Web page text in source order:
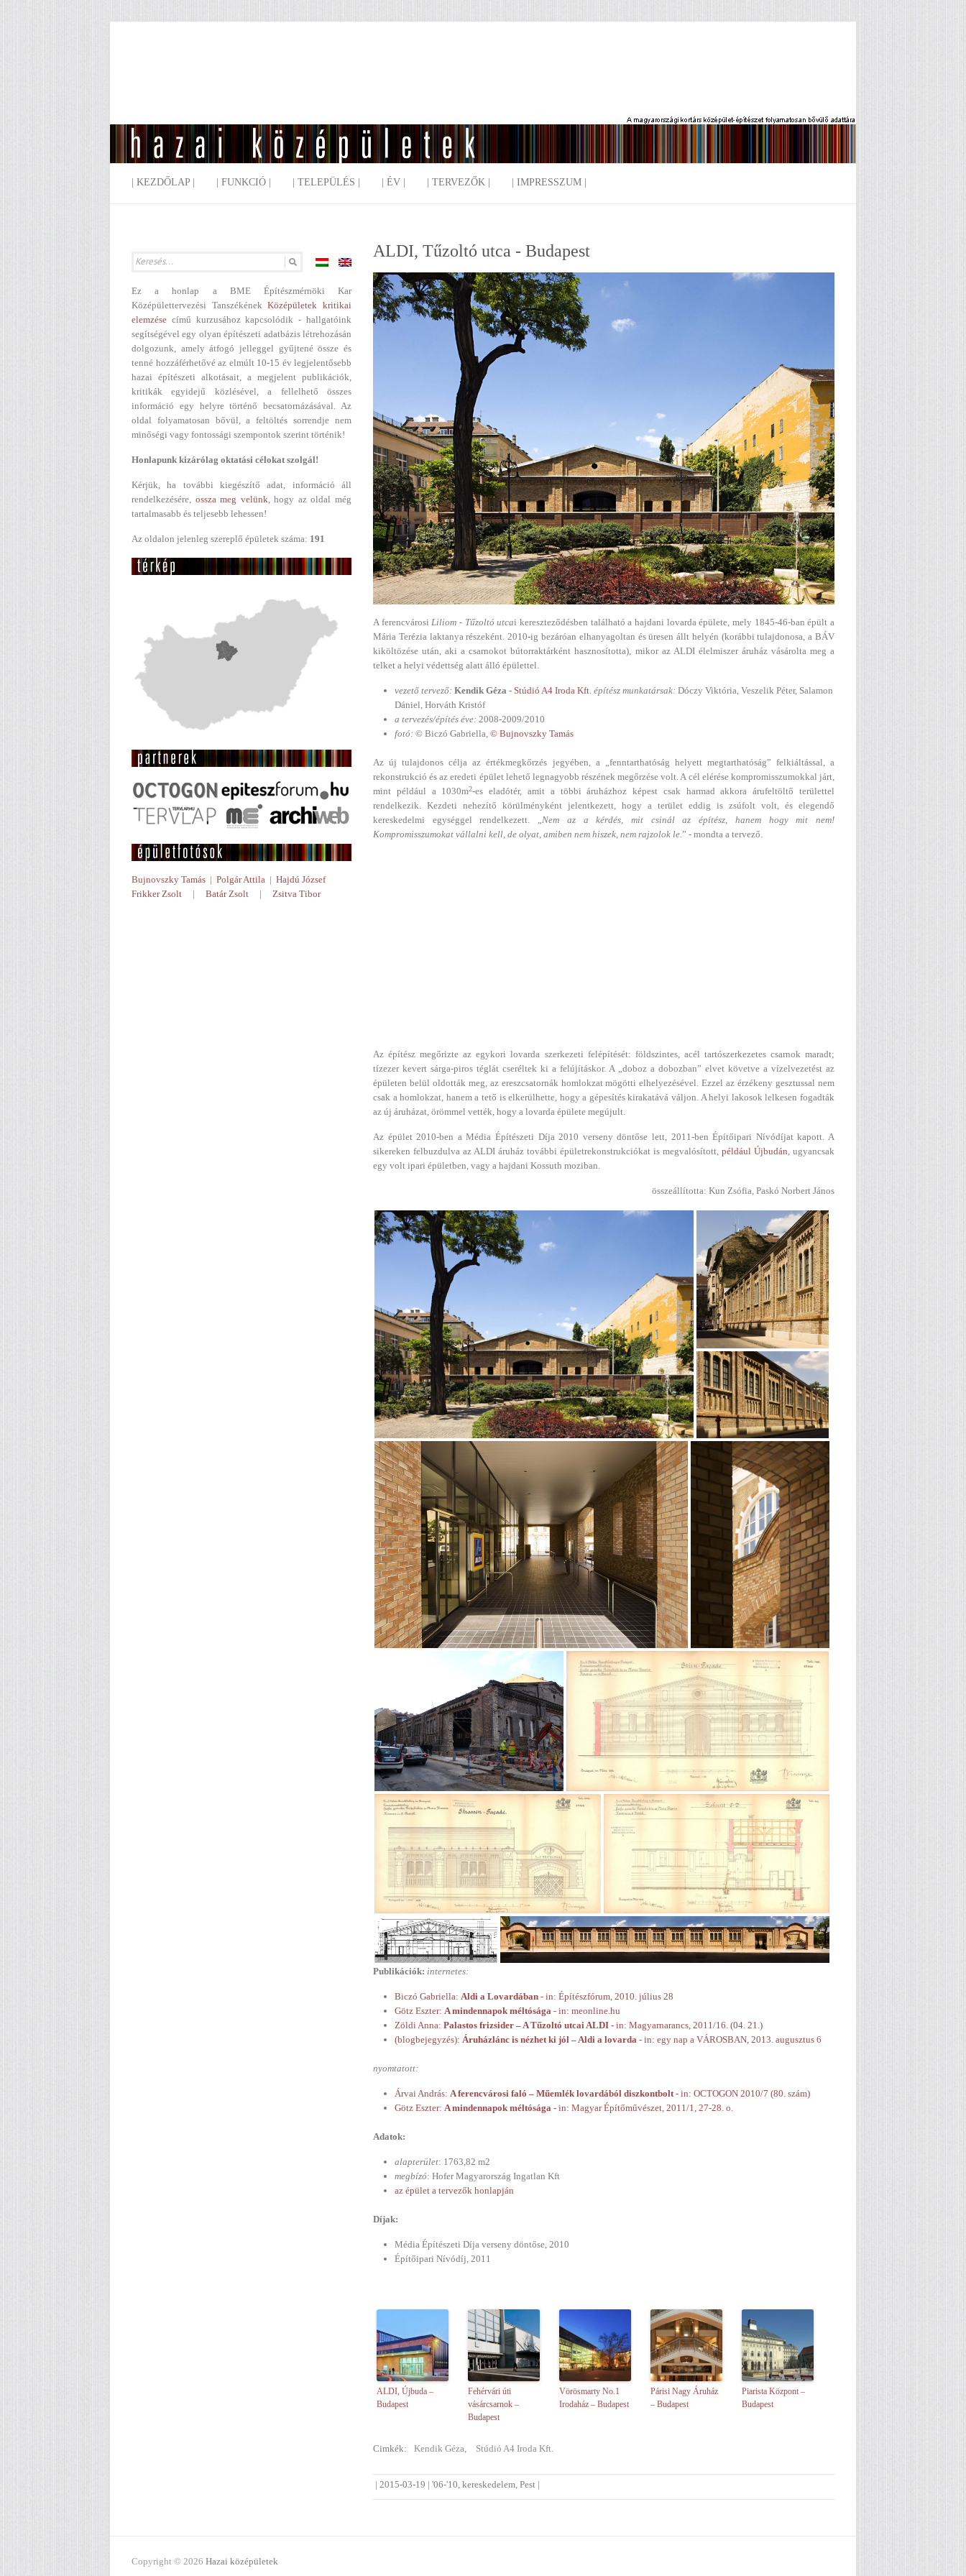
| KEZDŐLAP | | FUNKCIÓ | | TELEPÜLÉS | | ÉV | | TERVEZŐK | | IMPRESSZUM |
ALDI, Tűzoltó utca - Budapest
A ferencvárosiLiliom - Tűzoltó utcai kereszteződésben található a hajdani lovarda épülete, mely 1845-46-ban épült a
Mária Terézia laktanya részeként. 2010-ig bezáróan elhanyagoltan és üresen állt helyén (korábbi tulajdonosa, a BÁV
kiköltözése után, aki a csarnokot bútorraktárként hasznosította), mikor az ALDI élelmiszer áruház vásárolta meg a
telket a helyi védettség alatt álló épülettel.
vezető tervező: Kendik Géza - Stúdió A4 Iroda Kft. építész munkatársak: Dóczy Viktória, Veszelik Péter, Salamon
Dániel, Horváth Kristóf
a tervezés/építés éve: 2008-2009/2010
fotó: © Biczó Gabriella,© Bujnovszky Tamás
Az új tulajdonos célja az értékmegkőrzés jegyében, a „fenntarthatóság helyett megtarthatóság” felkiáltással, a
rekonstrukció és az eredeti épület lehető legnagyobb részének megőrzése volt. A cél elérése kompromisszumokkal járt,
mint például a 1030m2-es eladótér, amit a többi áruházhoz képest csak harmad akkora árufeltöltő területtel
rendelkezik. Kezdeti nehezítő körülményként jelentkezett, hogy a terület eddig is zsúfolt volt, és elegendő
kereskedelmi egységgel rendelkezett. „Nem az a kérdés, mit csinál az építész, hanem hogy mit nem!
Kompromisszumokat vállalni kell, de olyat, amiben nem hiszek, nem rajzolok le.” - mondta a tervező.
Az építész megőrizte az egykori lovarda szerkezeti felépítését: földszintes, acél tartószerkezetes csarnok maradt;
tízezer kevert sárga-piros téglát cseréltek ki a felújításkor. A „doboz a dobozban” elvet követve a vízelvezetést az
épületen belül oldották meg, az ereszcsatornák homlokzat mögötti elhelyezésével. Ezzel az érzékeny gesztussal nem
csak a homlokzat, hanem a tető is elkerülhette, hogy a gépesítés kirakatává váljon. A helyi lakosok lelkesen fogadták
az új áruházat, örömmel vették, hogy a lovarda épülete megújult.
Az épület 2010-ben a Média Építészeti Díja 2010 verseny döntőse lett, 2011-ben Építőipari Nívódíjat kapott. A
sikereken felbuzdulva az ALDI áruház további épületrekonstrukciókat is megvalósított,például Újbudán, ugyancsak
egy volt ipari épületben, vagy a hajdani Kossuth moziban.
összeállította: Kun Zsófia, Paskó Norbert János
Publikációk: internetes:
Biczó Gabriella:Aldi a Lovardában - in: Építészfórum, 2010. július 28
Götz Eszter:A mindennapok méltósága - in: meonline.hu
Zöldi Anna:Palastos frizsider – A Tűzoltó utcai ALDI - in: Magyarnarancs, 2011/16. (04. 21.)
(blogbejegyzés):Áruházlánc is nézhet ki jól – Aldi a lovarda - in: egy nap a VÁROSBAN, 2013. augusztus 6
nyomtatott:
Árvai András:A ferencvárosi faló – Műemlék lovardából diszkontbolt - in: OCTOGON 2010/7 (80. szám)
Götz Eszter:A mindennapok méltósága - in: Magyar Építőművészet, 2011/1, 27-28. o.
Adatok:
alapterület: 1763,82 m2
megbízó: Hofer Magyarország Ingatlan Kft
az épület a tervezők honlapján
Díjak:
Média Építészeti Díja verseny döntőse, 2010
Építőipari Nívódíj, 2011
ALDI, Újbuda –
Budapest
Fehérvári úti
vásárcsarnok –
Budapest
Vörösmarty No.1
Irodaház – Budapest
Párisi Nagy Áruház
– Budapest
Piarista Központ –
Budapest
Cimkék: Kendik Géza, Stúdió A4 Iroda Kft.
|2015-03-19 |'06-'10,kereskedelem,Pest |
Ez a honlap a BME Építészmérnöki Kar
Középülettervezési TanszékénekKözépületek kritikai
elemzése című kurzusához kapcsolódik - hallgatóink
segítségével egy olyan építészeti adatbázis létrehozásán
dolgozunk, amely átfogó jelleggel gyűjtené össze és
tenné hozzáférhetővé az elmúlt 10-15 év legjelentősebb
hazai építészeti alkotásait, a megjelent publikációk,
kritikák egyidejű közlésével, a fellelhető összes
információ egy helyre történő becsatornázásával. Az
oldal folyamatosan bővül, a feltöltés sorrendje nem
minőségi vagy fontossági szempontok szerint történik!
Honlapunk kizárólag oktatási célokat szolgál!
Kérjük, ha további kiegészítő adat, információ áll
rendelkezésére, ossza meg velünk, hogy az oldal még
tartalmasabb és teljesebb lehessen!
Az oldalon jelenleg szereplő épületek száma: 191
Bujnovszky Tamás | Polgár Attila | Hajdú József
Frikker Zsolt | Batár Zsolt | Zsitva Tibor
Copyright © 2026 Hazai középületek